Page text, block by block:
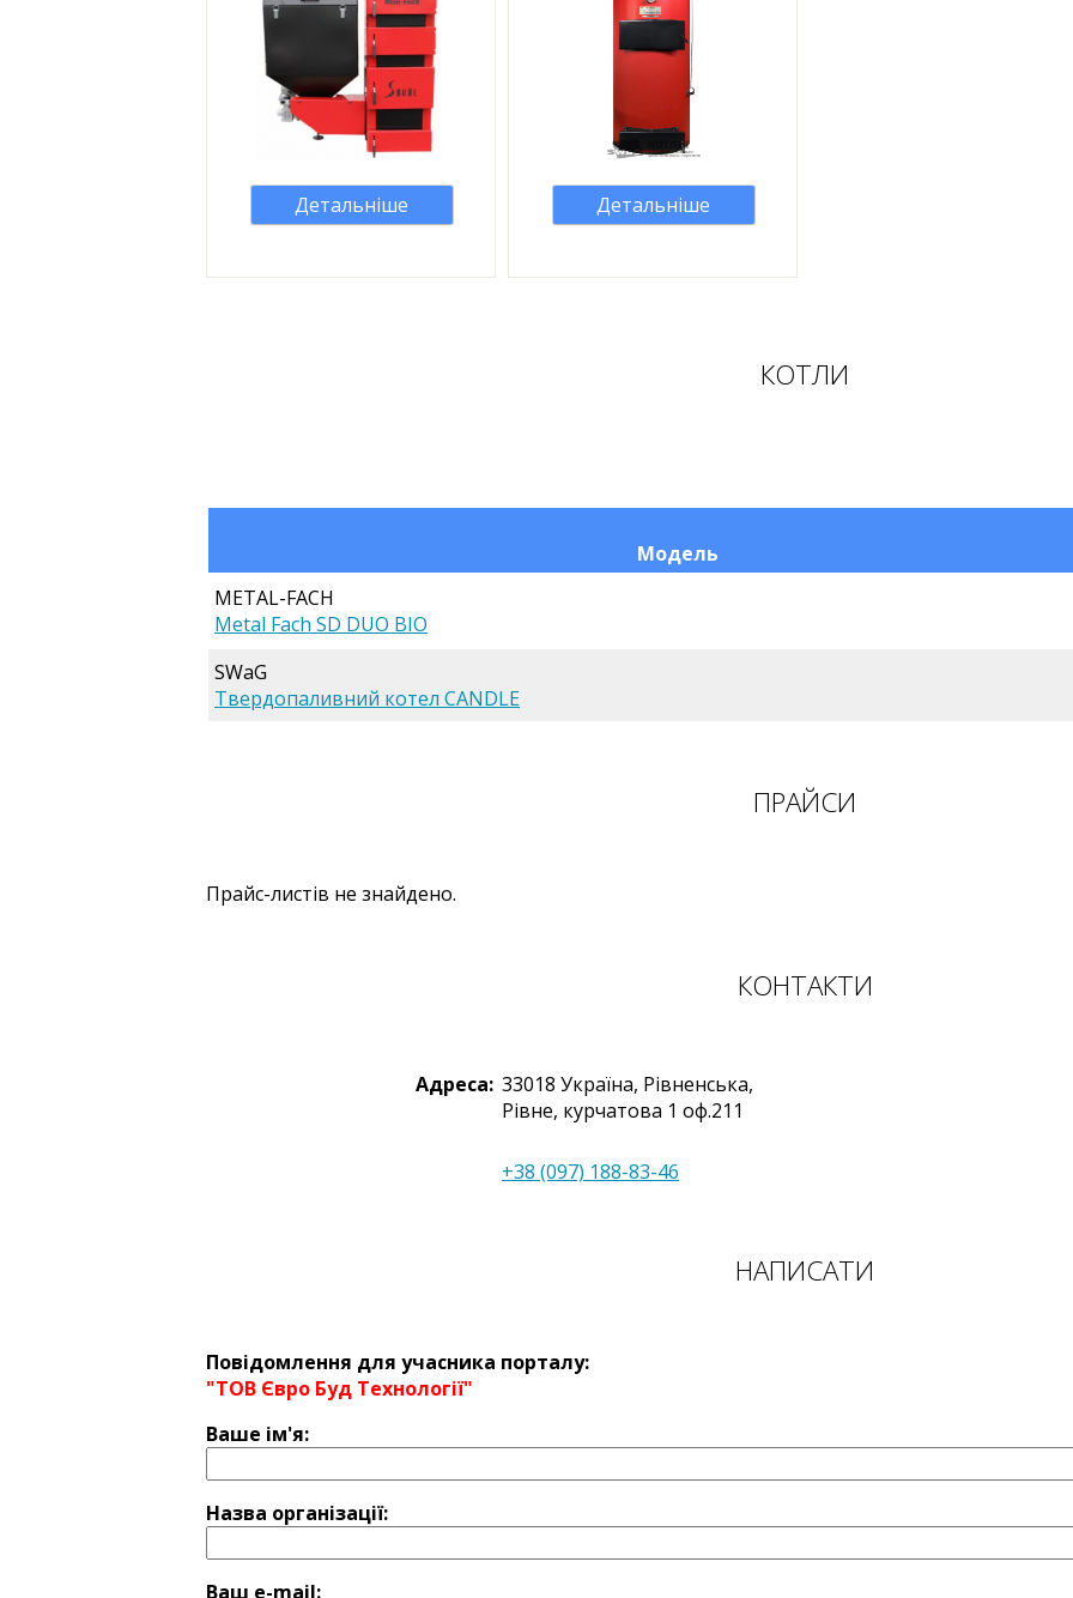
Детальніше Детальніше
КОТЛИ
Модель
METAL-FACH
Metal Fach SD DUO BIO
SWaG
Твердопаливний котел CANDLE
ПРАЙСИ
Прайс-листів не знайдено.
КОНТАКТИ
Адреса: 33018 Україна, Рівненська,
Рівне, курчатова 1 оф.211
+38 (097) 188-83-46
НАПИСАТИ
Повідомлення для учасника порталу:
"ТОВ Євро Буд Технології"
Ваше ім'я:
Назва оргaнізації:
Ваш e-mail: